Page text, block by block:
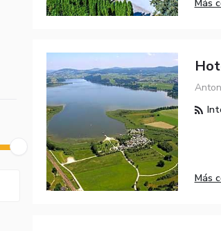
Más
Más